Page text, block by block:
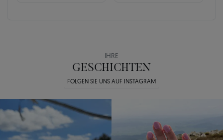
IHRE
GESCHICHTEN
FOLGEN SIE UNS AUF INSTAGRAM